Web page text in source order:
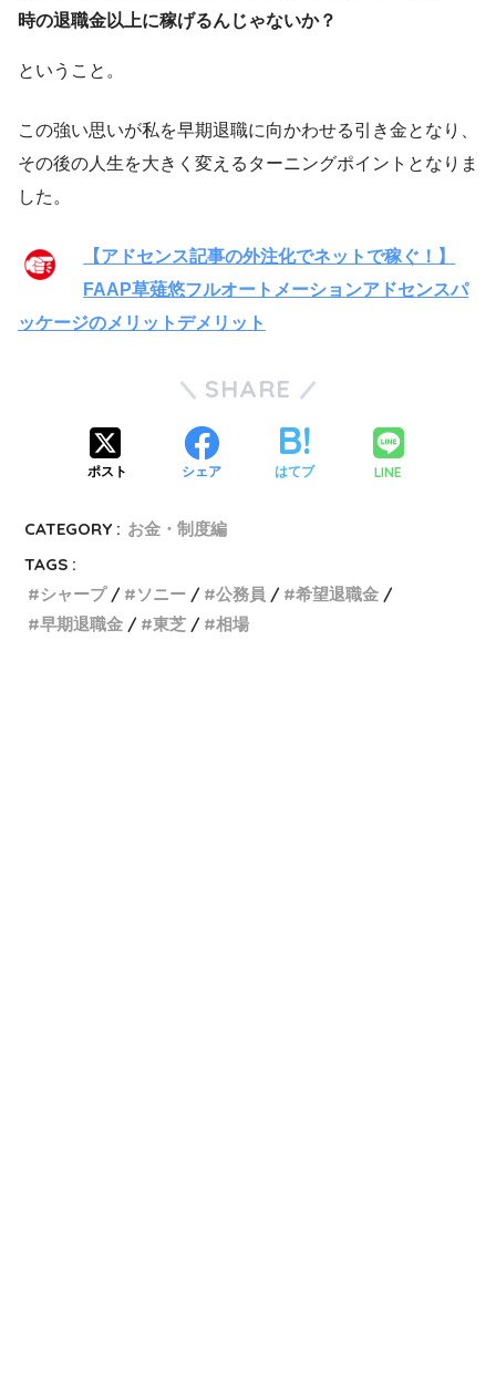
時の退職金以上に稼げるんじゃないか？
ということ。
この強い思いが私を早期退職に向かわせる引き金となり、
その後の人生を大きく変えるターニングポイントとなりま
した。
【アドセンス記事の外注化でネットで稼ぐ！】
FAAP草薙悠フルオートメーションアドセンスパ
ッケージのメリットデメリット
SHARE
ポスト シェア はてブ LINE
CATEGORY : お金・制度編
TAGS :
シャープ
ソニー 公務員
希望退職金
早期退職金
東芝 相場